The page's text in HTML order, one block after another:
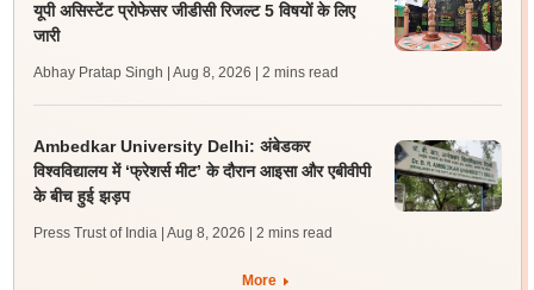
यूपी असिस्टेंट प्रोफेसर जीडीसी रिजल्ट 5 विषयों के लिए
जारी
Abhay Pratap Singh | Aug 8, 2026 | 2 mins read
Ambedkar University Delhi: अंबेडकर
विश्वविद्यालय में ‘फ्रेशर्स मीट’ के दौरान आइसा और एबीवीपी
के बीच हुई झड़प
Press Trust of India | Aug 8, 2026 | 2 mins read
More